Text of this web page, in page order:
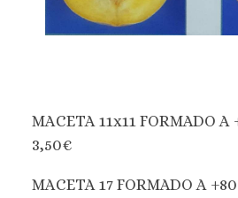
MACETA 11x11 FORMADO A
3,50€
MACETA 17 FORMADO A